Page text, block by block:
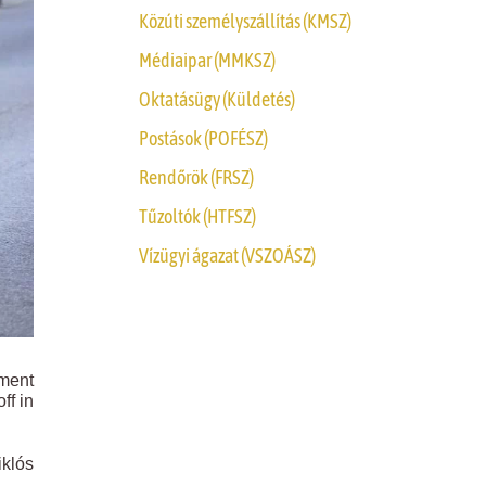
in
Közúti személyszállítás (KMSZ)
Médiaipar (MMKSZ)
Oktatásügy (Küldetés)
Postások (POFÉSZ)
Rendőrök (FRSZ)
Tűzoltók (HTFSZ)
Vízügyi ágazat (VSZOÁSZ)